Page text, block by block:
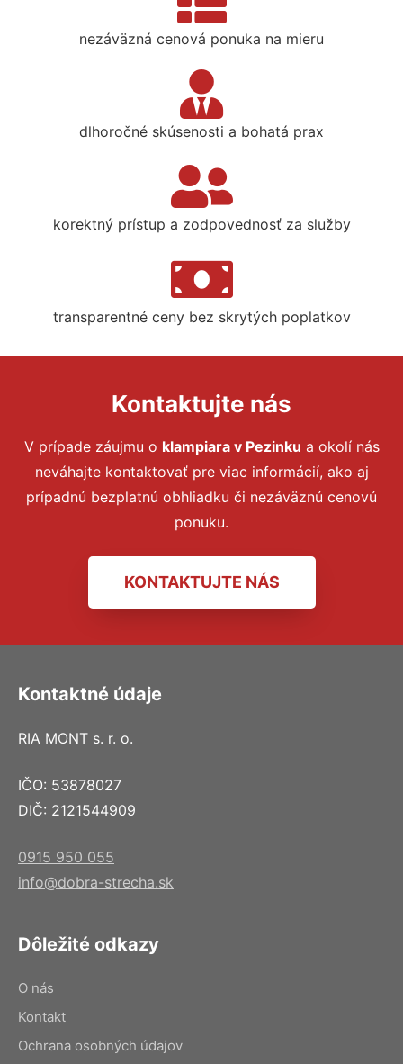
nezáväzná cenová ponuka na mieru
dlhoročné skúsenosti a bohatá prax
korektný prístup a zodpovednosť za služby
transparentné ceny bez skrytých poplatkov
Kontaktujte nás
V prípade záujmu o klampiara v Pezinku a okolí nás
neváhajte kontaktovať pre viac informácií, ako aj
prípadnú bezplatnú obhliadku či nezáväznú cenovú
ponuku.
KONTAKTUJTE NÁS
Kontaktné údaje
RIA MONT s. r. o.
IČO: 53878027
DIČ: 2121544909
0915 950 055
info@dobra-strecha.sk
Dôležité odkazy
O nás
Kontakt
Ochrana osobných údajov